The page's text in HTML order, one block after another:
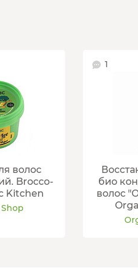
волос
Brocco-
Kitchen
1
био
волос